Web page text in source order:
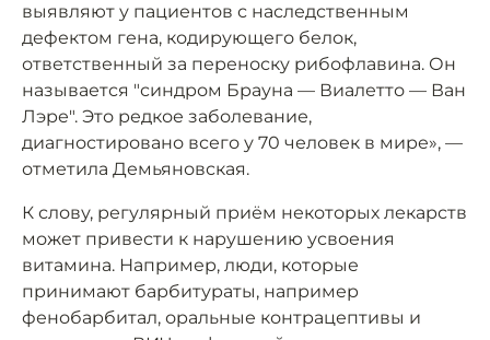
выявляют у пациентов с наследственным
дефектом гена, кодирующего белок,
ответственный за переноску рибофлавина. Он
называется "синдром Брауна — Виалетто — Ван
Лэре". Это редкое заболевание,
диагностировано всего у 70 человек в мире», —
отметила Демьяновская.
К слову, регулярный приём некоторых лекарств
может привести к нарушению усвоения
витамина. Например, люди, которые
принимают барбитураты, например
фенобарбитал, оральные контрацептивы и